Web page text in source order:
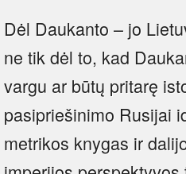
Dėl Daukanto – jo
ne tik dėl to, kad
vargu ar būtų pritarę
pasipriešinimo Rusijai
metrikos knygas ir